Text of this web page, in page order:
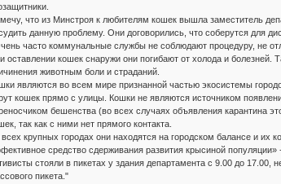
что из Минстроя к любителям кошек вышла заместитель
данную проблему. Они договорились, что соберутся для
часто коммунальные службы не соблюдают процедуру, не
оставлении кошек снаружи они погибают от холода и болезней.
животным боли и страданий.
являются во всем мире признанной частью экосистемы
кошек прямо с улицы. Кошки не являются источником
бешенства (во всех случаях объявления карантина
так как с ними нет прямого контакта.
всех крупных городах они находятся на городском балансе и их
средство сдерживания развития крысиной популяции»
стояли в пикетах у здания департамента с 9.00 до 17.00,
пикета."